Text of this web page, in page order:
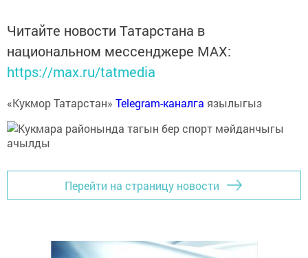
Читайте новости Татарстана в
национальном мессенджере MАХ:
https://max.ru/tatmedia
«Кукмор Татарстан» Telegram-каналга язылыгыз
Перейти на страницу новости